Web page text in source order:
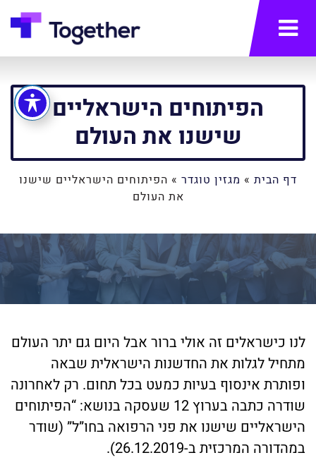
תפריט
הפיתוחים הישראליים
שישנו את העולם
דף הבית » מגזין טוגדר » הפיתוחים הישראליים שישנו
את העולם
לנו כישראלים זה אולי ברור אבל היום גם יתר העולם
מתחיל לגלות את החדשנות הישראלית שבאה
ופותרת אינסוף בעיות כמעט בכל תחום. רק לאחרונה
שודרה כתבה בערוץ 12 שעסקה בנושא: “הפיתוחים
הישראליים שישנו את פני הרפואה בחו”ל” (שודר
במהדורה המרכזית ב-26.12.2019).